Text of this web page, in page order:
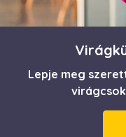
Lepje meg